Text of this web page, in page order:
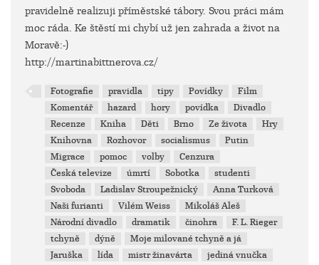
pravidelně realizuji příměstské tábory. Svou práci mám
moc ráda. Ke štěstí mi chybí už jen zahrada a život na
Moravě:-)
http://martinabittnerova.cz/
Fotografie pravidla tipy Povídky
Film
Komentář
hazard hory povídka
Divadlo
Recenze
Kniha Děti Brno Ze života
Hry
Knihovna
Rozhovor socialismus
Putin
Migrace
pomoc volby
Cenzura
Česká televize
úmrtí Sobotka
studenti
Svoboda
Ladislav Stroupežnický
Anna Turková
Naši furianti
Vilém Weiss
Mikoláš Aleš
Národní divadlo
dramatik činohra
F. L. Rieger
tchyně
dýně
Moje milované tchyně a já
Jaruška
lída mistr žinavárta
jediná vnučka